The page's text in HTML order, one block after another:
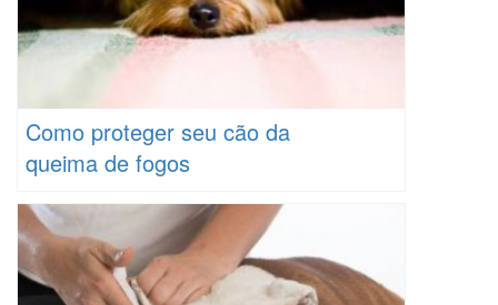
Como proteger seu cão da
queima de fogos